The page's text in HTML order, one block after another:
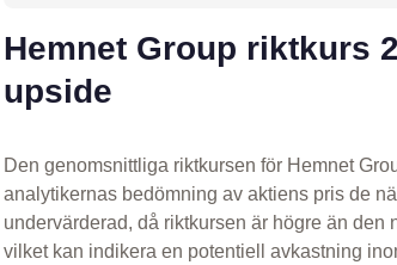
Hemnet Group riktkurs
upside
Den genomsnittliga riktkursen för Hemnet
analytikernas bedömning av aktiens pris de
undervärderad, då riktkursen är högre än
vilket kan indikera en potentiell avkastning